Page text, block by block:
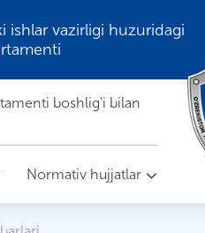
ishlar vazirligi huzuridagi
boshlig'i bilan
Normativ hujjatlar